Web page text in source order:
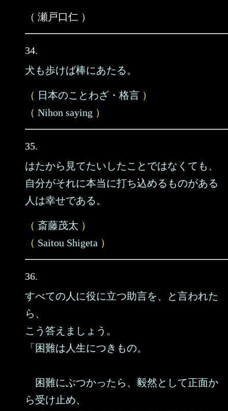
（ 瀬戸口仁 ）
34.
犬も歩けば棒にあたる。
（ 日本のことわざ・格言 ）
（ Nihon saying ）
35.
はたから見てたいしたことではなくても、
自分がそれに本当に打ち込めるものがある
人は幸せである。
（ 斎藤茂太 ）
（ Saitou Shigeta ）
36.
すべての人に役に立つ助言を、と言われた
ら、
こう答えましょう。
「困難は人生につきもの。
困難にぶつかったら、毅然として正面か
ら受け止め、